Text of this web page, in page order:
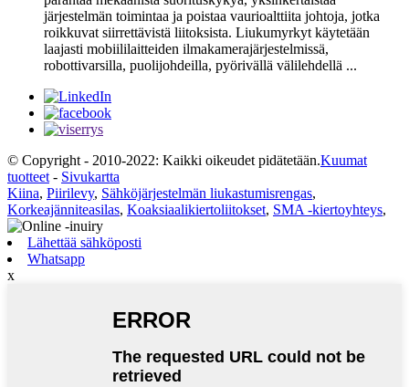
järjestelmän toimintaa ja poistaa vaurioalttiita johtoja, jotka
roikkuvat siirrettävistä liitoksista. Liukumyrkyt käytetään
laajasti mobiililaitteiden ilmakamerajärjestelmissä,
robottivarsilla, puolijohdeilla, pyörivällä välilehdellä ...
© Copyright - 2010-2022: Kaikki oikeudet pidätetään.Kuumat
tuotteet - Sivukartta
Kiina, Piirilevy, Sähköjärjestelmän liukastumisrengas,
Korkeajänniteasilas, Koaksiaalikiertoliitokset, SMA -kiertoyhteys,
Lähettää sähköposti
Whatsapp
x